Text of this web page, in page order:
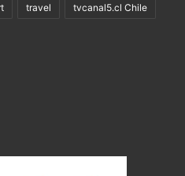
travel tvcanal5.cl Chile